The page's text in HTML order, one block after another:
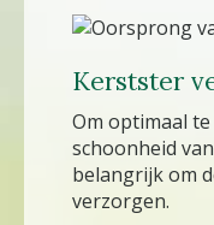
Kerstster
Om optimaal
schoonheid
belangrijk om
verzorgen.